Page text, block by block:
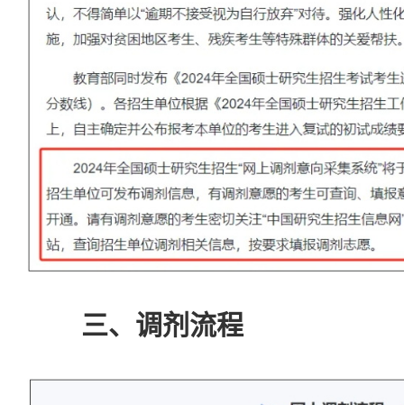
三、调剂流程